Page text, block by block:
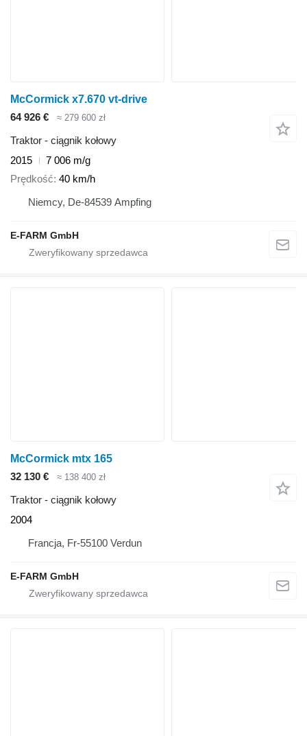
McCormick x7.670 vt-drive
64 926 €
≈ 279 600 zł
Traktor - ciągnik kołowy
2015
7 006 m/g
Prędkość 40 km/h
Niemcy, De-84539 Ampfing
E-FARM GmbH
McCormick mtx 165
32 130 €
≈ 138 400 zł
Traktor - ciągnik kołowy
2004
Francja, Fr-55100 Verdun
E-FARM GmbH